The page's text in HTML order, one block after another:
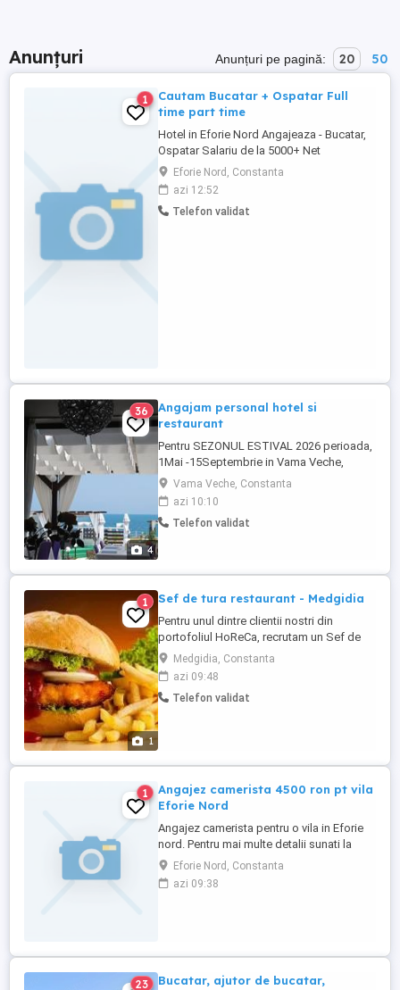
Anunțuri Anunțuri pe pagină: 20 50
1
Cautam Bucatar + Ospatar Full
time part time
Hotel in Eforie Nord Angajeaza - Bucatar,
Ospatar Salariu de la 5000+ Net
Eforie Nord, Constanta
azi 12:52
Telefon validat
4
36
Angajam personal hotel si
restaurant
Pentru SEZONUL ESTIVAL 2026 perioada,
1Mai -15Septembrie in Vama Veche,
angajam : BUCĂTARI, AJUTOR DE
BUCATAR, OSPATARI ,SPALATOR VASE ,
INGRIJITOR SPATII HOTELIERE
,CAMERISTE. Asiguram cazare si masa
relatii ...
Vama Veche, Constanta
azi 10:10
Telefon validat
1
1 Sef de tura restaurant - Medgidia
Pentru unul dintre clientii nostri din
portofoliul HoReCa, recrutam un Sef de
tura care sa coordoneze activitatea
operationala a restaurantului si sa
contribuie la dezvoltarea unei echipe
motivate si orientate catre performanta.
Medgidia, Constanta
azi 09:48
Telefon validat
1
Angajez camerista 4500 ron pt vila
Eforie Nord
Angajez camerista pentru o vila in Eforie
nord. Pentru mai multe detalii sunati la
telefon.Eforie Nord, Constanta
azi 09:38
23
Bucatar, ajutor de bucatar,